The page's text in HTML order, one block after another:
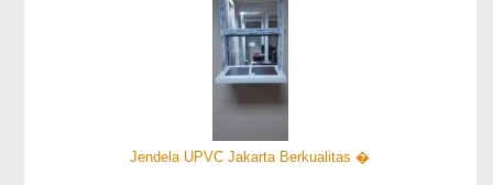
Jendela UPVC Jakarta Berkualitas �